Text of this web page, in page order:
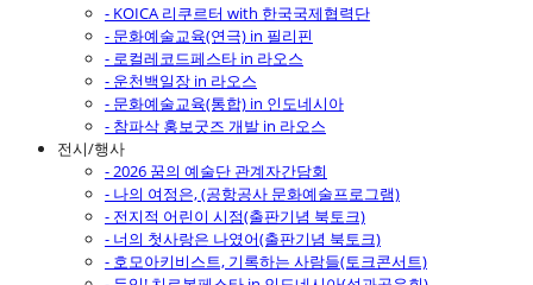
- KOICA 리쿠르터 with 한국국제협력단
- 문화예술교육(연극) in 필리핀
- 로컬레코드페스타 in 라오스
- 운천백일장 in 라오스
- 문화예술교육(통합) in 인도네시아
- 참파삭 홍보굿즈 개발 in 라오스
전시/행사
- 2026 꿈의 예술단 관계자간담회
- 나의 여정은, (공항공사 문화예술프로그램)
- 전지적 어린이 시점(출판기념 북토크)
- 너의 첫사랑은 나였어(출판기념 북토크)
- 호모아키비스트, 기록하는 사람들(토크콘서트)